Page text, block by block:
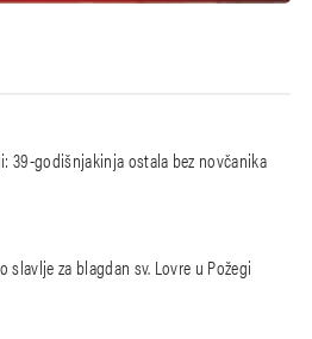
39-godišnjakinja ostala bez novčanika
slavlje za blagdan sv. Lovre u Požegi